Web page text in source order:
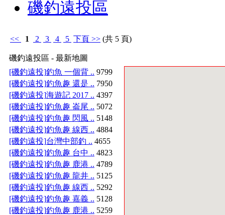
磯釣遠投區
<< 1 2 3 4 5 下頁 >> (共 5 頁)
磯釣遠投區 - 最新地圖
[磯釣遠投]釣魚 一個背 .. 9799
[磯釣遠投]釣魚趣 還是 .. 7950
[磯釣遠投]海遊記 2017 .. 4397
[磯釣遠投]釣魚趣 崙尾 .. 5072
[磯釣遠投]釣魚趣 閃風 .. 5148
[磯釣遠投]釣魚趣 線西 .. 4884
[磯釣遠投]台灣中部釣 .. 4655
[磯釣遠投]釣魚趣 台中 .. 4823
[磯釣遠投]釣魚趣 鹿港 .. 4789
[磯釣遠投]釣魚趣 龍井 .. 5125
[磯釣遠投]釣魚趣 線西 .. 5292
[磯釣遠投]釣魚趣 嘉義 .. 5128
[磯釣遠投]釣魚趣 鹿港 .. 5259